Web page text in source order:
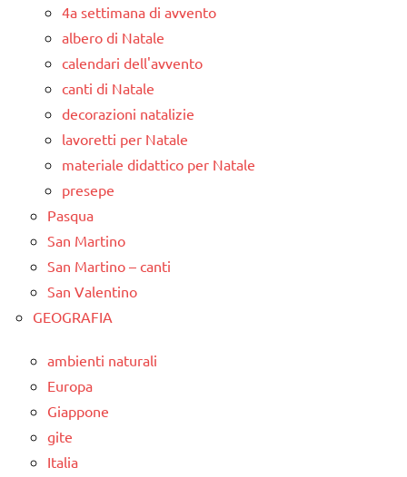
4a settimana di avvento
albero di Natale
calendari dell'avvento
canti di Natale
decorazioni natalizie
lavoretti per Natale
materiale didattico per Natale
presepe
Pasqua
San Martino
San Martino – canti
San Valentino
GEOGRAFIA
ambienti naturali
Europa
Giappone
gite
Italia